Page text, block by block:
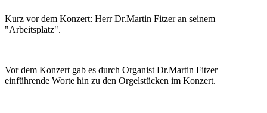
Kurz vor dem Konzert: Herr Dr.Martin Fitzer an seinem
"Arbeitsplatz".
Vor dem Konzert gab es durch Organist Dr.Martin Fitzer
einführende Worte hin zu den Orgelstücken im Konzert.